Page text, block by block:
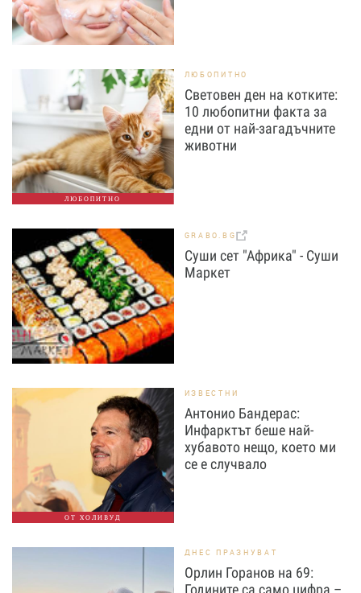
ЛЮБОПИТНО
ЛЮБОПИТНО
Световен ден на котките:
10 любопитни факта за
едни от най-загадъчните
животни
GRABO.BG
Суши сет "Африка" - Суши
Маркет
ОТ ХОЛИВУД
ИЗВЕСТНИ
Антонио Бандерас:
Инфарктът беше най-
хубавото нещо, което ми
се е случвало
ДНЕС ПРАЗНУВАТ
Орлин Горанов на 69:
Годините са само цифра –